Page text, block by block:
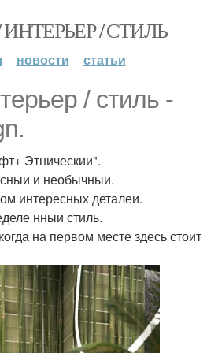
/ СТИЛЬ
новости статьи
/ стиль -
Этническии".
и необычныи.
интересных деталеи.
нныи стиль.
на первом месте здесь стоит